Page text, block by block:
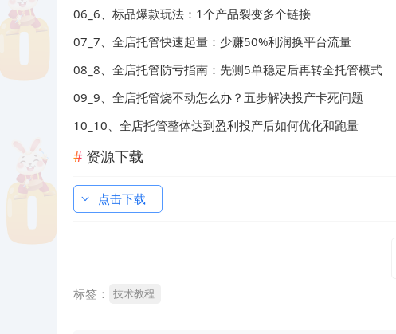
06_6、标品爆款玩法：1个产品裂变多个链接
07_7、全店托管快速起量：少赚50%利润换平台流量
08_8、全店托管防亏指南：先测5单稳定后再转全托管模式
09_9、全店托管烧不动怎么办？五步解决投产卡死问题
10_10、全店托管整体达到盈利投产后如何优化和跑量
资源下载
点击下载
标签： 技术教程